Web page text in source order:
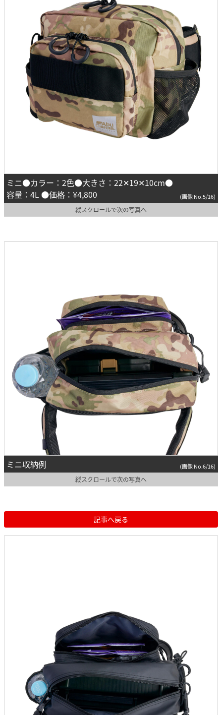
ミニ●カラー：2色●大きさ：22✕19✕10cm●
容量：4L ●価格：¥4,800
(画像 No.5/16)
縦スクロールで次の写真へ
ミニ収納例 (画像 No.6/16)
縦スクロールで次の写真へ
記事へ戻る